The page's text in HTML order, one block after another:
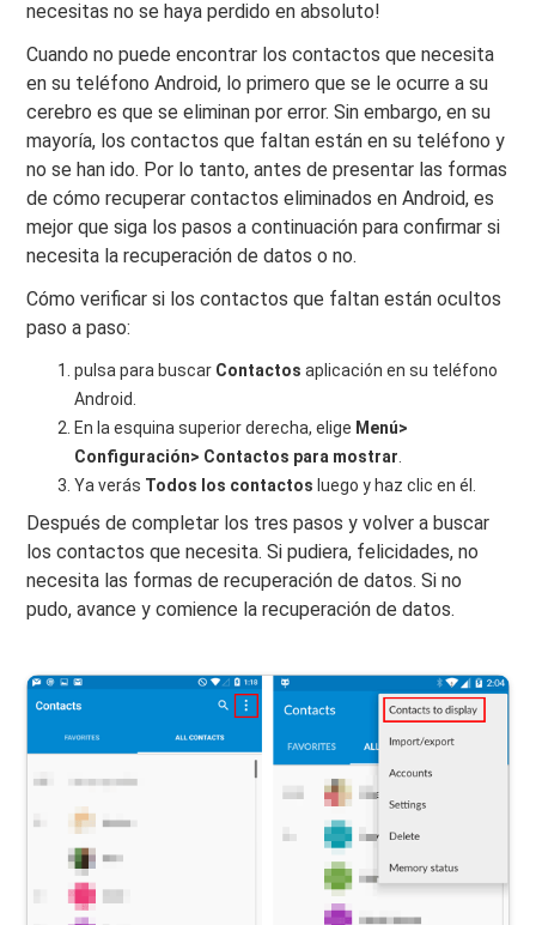
necesitas no se haya perdido en absoluto!
Cuando no puede encontrar los contactos que necesita
en su teléfono Android, lo primero que se le ocurre a su
cerebro es que se eliminan por error. Sin embargo, en su
mayoría, los contactos que faltan están en su teléfono y
no se han ido. Por lo tanto, antes de presentar las formas
de cómo recuperar contactos eliminados en Android, es
mejor que siga los pasos a continuación para confirmar si
necesita la recuperación de datos o no.
Cómo verificar si los contactos que faltan están ocultos
paso a paso:
pulsa para buscar Contactos aplicación en su teléfono
Android.
En la esquina superior derecha, elige Menú>
Configuración> Contactos para mostrar
Ya verás Todos los contactos luego y haz clic en él.
Después de completar los tres pasos y volver a buscar
los contactos que necesita. Si pudiera, felicidades, no
necesita las formas de recuperación de datos. Si no
pudo, avance y comience la recuperación de datos.